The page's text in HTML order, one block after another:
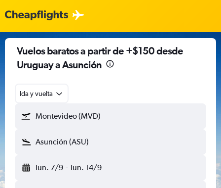
Vuelos baratos a partir de +$150 desde
Uruguay a Asunción
Ida y vuelta
Montevideo (MVD)
Asunción (ASU)
lun. 7/9 - lun. 14/9